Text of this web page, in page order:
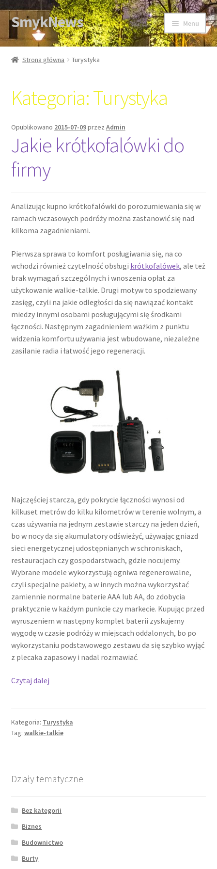
Przejdź
do
nawigacji
Przejdź
do
treści
SmykNews Menu
Strona główna
Strona główna Turystyka
Kategoria:Turystyka
Opublikowano 2015-07-09przez Admin
Jakie krótkofalówki do
firmy
Analizując kupno krótkofalówki do porozumiewania się w
ramach wczasowych podróży można zastanowić się nad
kilkoma zagadnieniami.
Pierwsza sprawa to komfort posługiwania się, na co
wchodzi również czytelność obsługi krótkofalówek, ale też
brak wymagań szczególnych i wnoszenia opłat za
użytkowanie walkie-talkie. Drugi motyw to spodziewany
zasięg, czyli na jakie odległości da się nawiązać kontakt
miedzy innymi osobami posługującymi się środkami
łączności. Następnym zagadnieniem ważkim z punktu
widzenia komfortu używania jest wbudowane, niezależne
zasilanie radia i łatwość jego regeneracji.
Najczęściej starcza, gdy pokrycie łączności wynosi od
kilkuset metrów do kilku kilometrów w terenie wolnym, a
czas używania na jednym zestawie starczy na jeden dzień,
bo w nocy da się akumulatory odświeżyć, używając gniazd
sieci energetycznej udostępnianych w schroniskach,
restauracjach czy gospodarstwach, gdzie nocujemy.
Wybrane modele wykorzystują ogniwa regenerowalne,
czyli specjalne pakiety, a w innych można wykorzystać
zamiennie normalne baterie AAA lub AA, do zdobycia
praktycznie w każdym punkcie czy markecie. Kupując przed
wyruszeniem w następny komplet baterii zyskujemy
wygodę w czasie podróży w miejscach oddalonych, bo po
wykorzystaniu podstawowego zestawu da się szybko wyjąć
z plecaka zapasowy i nadal rozmawiać.
Czytaj dalejJakie
Kategoria: Turystyka
Tag: walkie-talkie
Działy tematyczne
Bez kategorii
Biznes
Budownictwo
Burty